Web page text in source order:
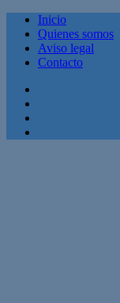
Inicio
Quienes somos
Aviso legal
Contacto